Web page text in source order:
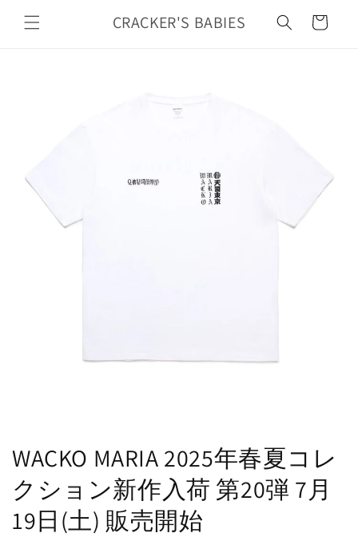
ンツに
進む
CRACKER'S BABIES
ー
WACKO MARIA 2025年春夏コレ
クション新作入荷 第20弾 7月
19日(土) 販売開始